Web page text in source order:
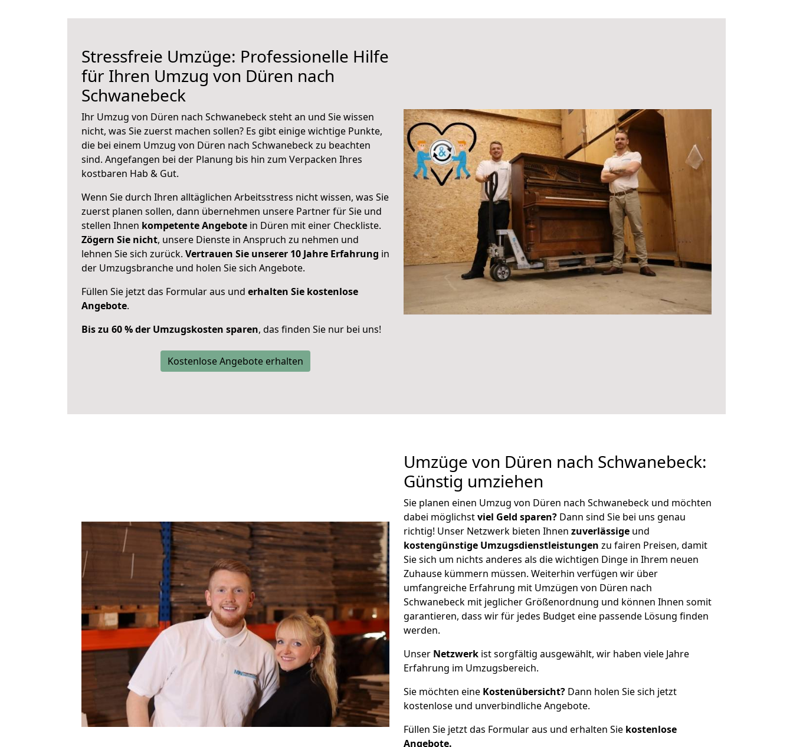
Stressfreie Umzüge: Professionelle Hilfe
für Ihren Umzug von Düren nach
Schwanebeck
Ihr Umzug von Düren nach Schwanebeck steht an und Sie wissen
nicht, was Sie zuerst machen sollen? Es gibt einige wichtige Punkte,
die bei einem Umzug von Düren nach Schwanebeck zu beachten
sind. Angefangen bei der Planung bis hin zum Verpacken Ihres
kostbaren Hab & Gut.
Wenn Sie durch Ihren alltäglichen Arbeitsstress nicht wissen, was Sie
zuerst planen sollen, dann übernehmen unsere Partner für Sie und
stellen Ihnen kompetente Angebote in Düren mit einer Checkliste.
Zögern Sie nicht, unsere Dienste in Anspruch zu nehmen und
lehnen Sie sich zurück. Vertrauen Sie unserer 10 Jahre Erfahrung in
der Umzugsbranche und holen Sie sich Angebote.
Füllen Sie jetzt das Formular aus und erhalten Sie kostenlose
Angebote.
Bis zu 60 % der Umzugskosten sparen, das finden Sie nur bei uns!
Kostenlose Angebote erhalten
Umzüge von Düren nach Schwanebeck:
Günstig umziehen
Sie planen einen Umzug von Düren nach Schwanebeck und möchten
dabei möglichstviel Geld sparen? Dann sind Sie bei uns genau
richtig! Unser Netzwerk bieten Ihnen zuverlässige und
kostengünstige Umzugsdienstleistungen zu fairen Preisen, damit
Sie sich um nichts anderes als die wichtigen Dinge in Ihrem neuen
Zuhause kümmern müssen. Weiterhin verfügen wir über
umfangreiche Erfahrung mit Umzügen von Düren nach
Schwanebeck mit jeglicher Größenordnung und können Ihnen somit
garantieren, dass wir für jedes Budget eine passende Lösung finden
werden.
Unser Netzwerk ist sorgfältig ausgewählt, wir haben viele Jahre
Erfahrung im Umzugsbereich.
Sie möchten eine Kostenübersicht? Dann holen Sie sich jetzt
kostenlose und unverbindliche Angebote.
Füllen Sie jetzt das Formular aus und erhalten Sie kostenlose
Angebote.